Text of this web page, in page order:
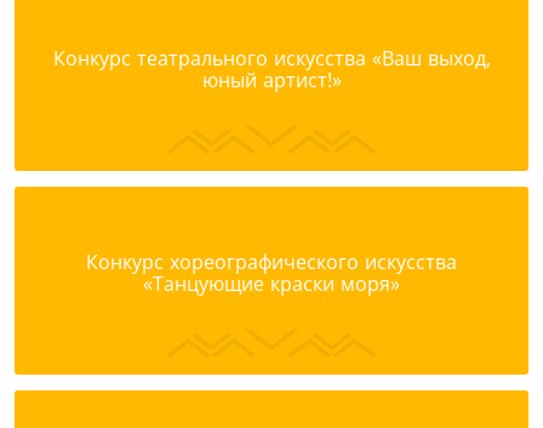
Конкурс театрального искусства «Ваш выход,
юный артист!»
Конкурс хореографического искусства
«Танцующие краски моря»